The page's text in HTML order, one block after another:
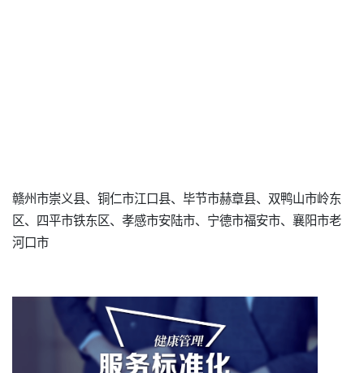
赣州市崇义县、铜仁市江口县、毕节市赫章县、双鸭山市岭东
区、四平市铁东区、孝感市安陆市、宁德市福安市、襄阳市老
河口市